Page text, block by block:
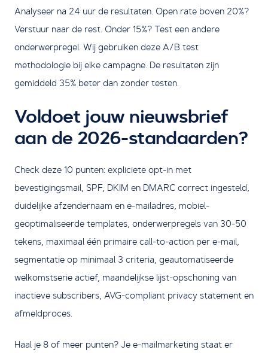
Analyseer na 24 uur de resultaten. Open rate boven 20%?
Verstuur naar de rest. Onder 15%? Test een andere
onderwerpregel. Wij gebruiken deze A/B test
methodologie bij elke campagne. De resultaten zijn
gemiddeld 35% beter dan zonder testen.
Voldoet jouw nieuwsbrief
aan de 2026-standaarden?
Check deze 10 punten: expliciete opt-in met
bevestigingsmail, SPF, DKIM en DMARC correct ingesteld,
duidelijke afzendernaam en e-mailadres, mobiel-
geoptimaliseerde templates, onderwerpregels van 30-50
tekens, maximaal één primaire call-to-action per e-mail,
segmentatie op minimaal 3 criteria, geautomatiseerde
welkomstserie actief, maandelijkse lijst-opschoning van
inactieve subscribers, AVG-compliant privacy statement en
afmeldproces.
Haal je 8 of meer punten? Je e-mailmarketing staat er